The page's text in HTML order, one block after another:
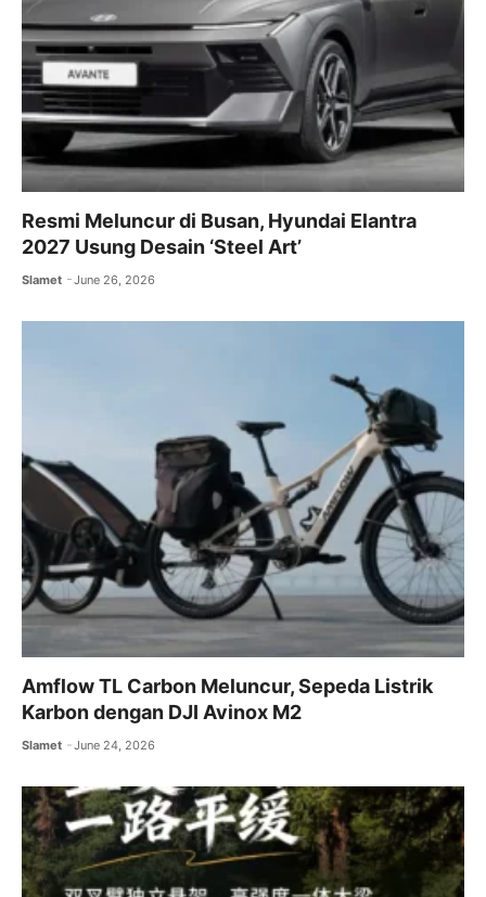
Resmi Meluncur di Busan, Hyundai Elantra
2027 Usung Desain ‘Steel Art’
Slamet June 26, 2026
Amflow TL Carbon Meluncur, Sepeda Listrik
Karbon dengan DJI Avinox M2
Slamet June 24, 2026